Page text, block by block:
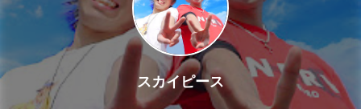
スカイピース